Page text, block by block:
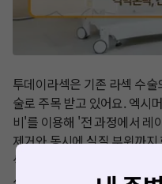
투데이라섹은 기존 라섹 수
술로 주목 받고 있어요. 엑시
비'를 이용해 '전 과정에서 레
제거와 동시에 실질 부위까
섹 수술이라 불려요. 초고도
시력교정술인데요.